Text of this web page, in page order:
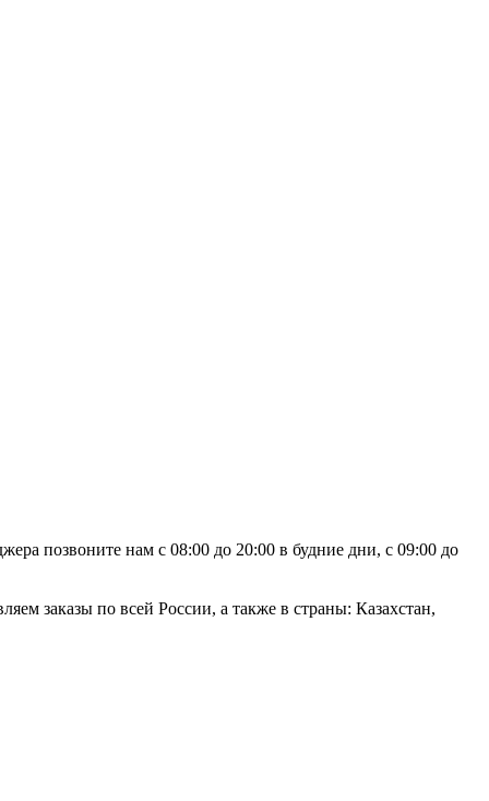
позвоните нам с 08:00 до 20:00 в будние дни, с 09:00 до
заказы по всей России, а также в страны: Казахстан,